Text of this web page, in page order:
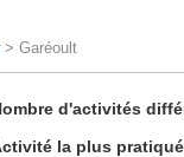
> Garéoult
d'activités
la plus